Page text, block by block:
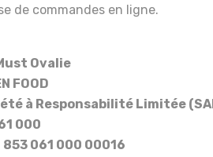
de commandes en ligne.
Ovalie
FOOD
à Responsabilité Limitée
000
853 061 000 00016